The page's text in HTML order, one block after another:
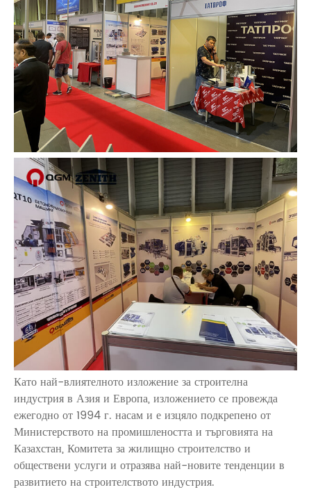
Като най-влиятелното изложение за строителна
индустрия в Азия и Европа, изложението се провежда
ежегодно от 1994 г. насам и е изцяло подкрепено от
Министерството на промишлеността и търговията на
Казахстан, Комитета за жилищно строителство и
обществени услуги и отразява най-новите тенденции в
развитието на строителството индустрия.